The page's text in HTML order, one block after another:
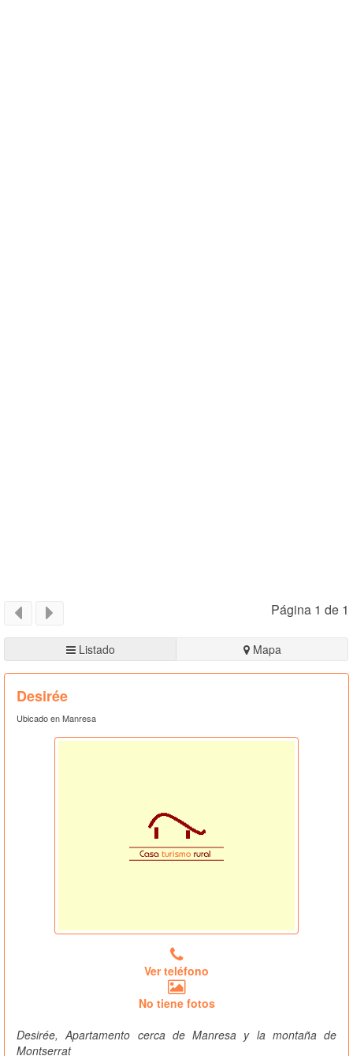
Página 1 de 1
Listado Mapa
Desirée
Ubicado en Manresa
Ver teléfono
No tiene fotos
Desirée, Apartamento cerca de Manresa y la montaña de
Montserrat